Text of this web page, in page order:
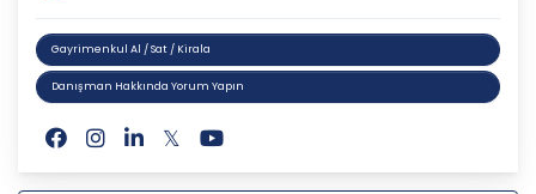
Gayrimenkul Al / Sat / Kirala
Danışman Hakkında Yorum Yapın